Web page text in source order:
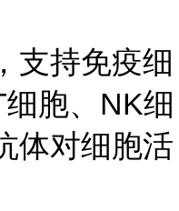
支持免疫细
胞、NK细
体对细胞活